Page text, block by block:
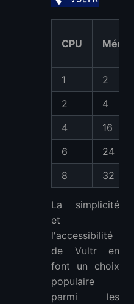
CPU
1
2
2
4
4
16
6
24
8
32
La simplicité
et
l'accessibilité
de Vultr en
font un choix
populaire
parmi les